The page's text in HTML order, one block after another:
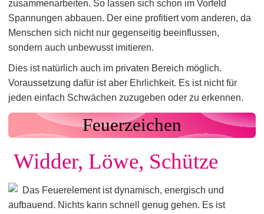
zusammenarbeiten. So lassen sich schon im Vorfeld
Spannungen abbauen. Der eine profitiert vom anderen, da
Menschen sich nicht nur gegenseitig beeinflussen,
sondern auch unbewusst imitieren.
Dies ist natürlich auch im privaten Bereich möglich.
Voraussetzung dafür ist aber Ehrlichkeit. Es ist nicht für
jeden einfach Schwächen zuzugeben oder zu erkennen.
Feuerzeichen
Widder, Löwe, Schütze
Das Feuerelement ist dynamisch, energisch und
aufbauend. Nichts kann schnell genug gehen. Es ist